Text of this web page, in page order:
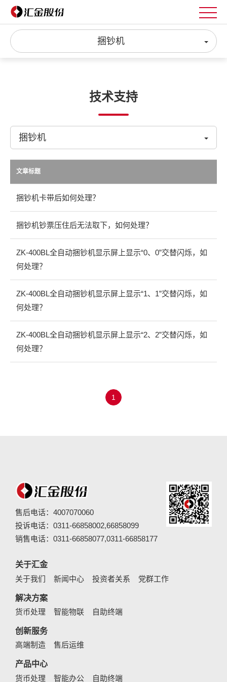
捆钞机
技术支持
捆钞机
文章标题
捆钞机卡带后如何处理？
捆钞机钞票压住后无法取下，如何处理？
ZK-400BL全自动捆钞机显示屏上显示“0、0”交替闪烁，如
何处理？
ZK-400BL全自动捆钞机显示屏上显示“1、1”交替闪烁，如
何处理？
ZK-400BL全自动捆钞机显示屏上显示“2、2”交替闪烁，如
何处理？
1
售后电话：4007070060
投诉电话：0311-66858002,66858099
销售电话：0311-66858077,0311-66858177
关于汇金
关于我们
新闻中心 投资者关系 党群工作
解决方案
货币处理
智能物联 自助终端
创新服务
高端制造
售后运维
产品中心
货币处理
智能办公 自助终端